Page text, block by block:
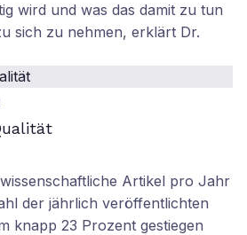
wird und was das damit zu tun
sich zu nehmen, erklärt Dr.
Artikel pro Jahr
der jährlich veröffentlichten
knapp 23 Prozent gestiegen